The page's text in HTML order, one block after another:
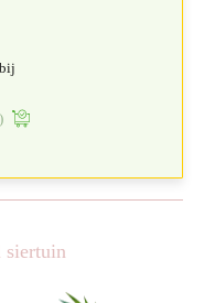
siertuin